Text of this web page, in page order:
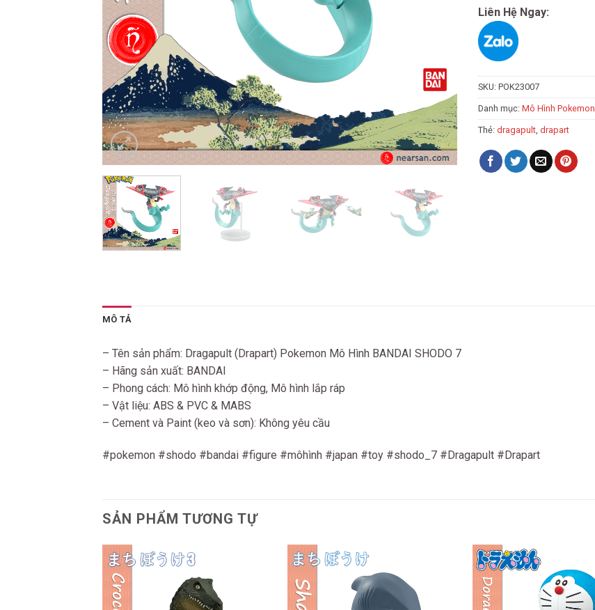
Liên Hệ Ngay:
SKU: POK23007
Danh mục: Mô Hình Pokemon
Thẻ: dragapult drapart
MÔ TẢ
– Tên sản phẩm: Dragapult (Drapart) Pokemon Mô Hình BANDAI SHODO 7
– Hãng sản xuất: BANDAI
– Phong cách: Mô hình khớp động, Mô hình lắp ráp
– Vật liệu: ABS & PVC & MABS
– Cement và Paint (keo và sơn): Không yêu cầu
#pokemon #shodo #bandai #figure #môhình #japan #toy #shodo_7 #Dragapult #Drapart
SẢN PHẨM TƯƠNG TỰ